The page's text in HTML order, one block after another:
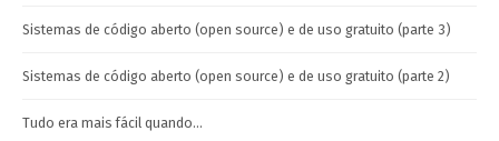
Sistemas de código aberto (open source) e de uso gratuito (parte 3)
Sistemas de código aberto (open source) e de uso gratuito (parte 2)
Tudo era mais fácil quando…